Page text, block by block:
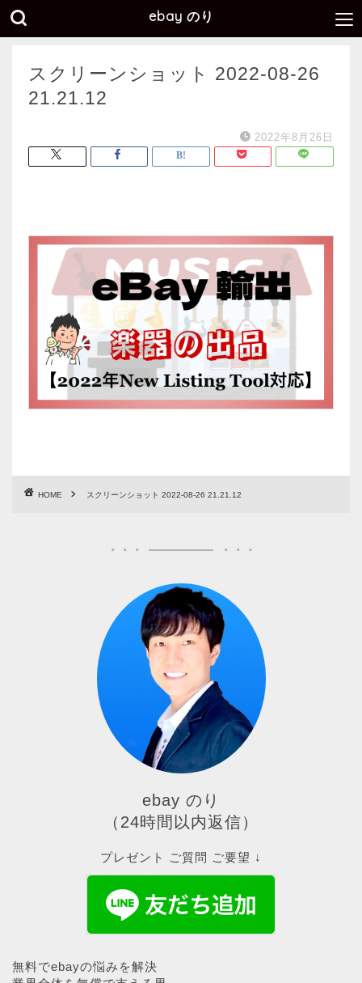
ebay のり
スクリーンショット 2022-08-26
21.21.12
2022年8月26日
HOME スクリーンショット 2022-08-26 21.21.12
ebay のり
（24時間以内返信）
プレゼント ご質問 ご要望 ↓
無料でebayの悩みを解決